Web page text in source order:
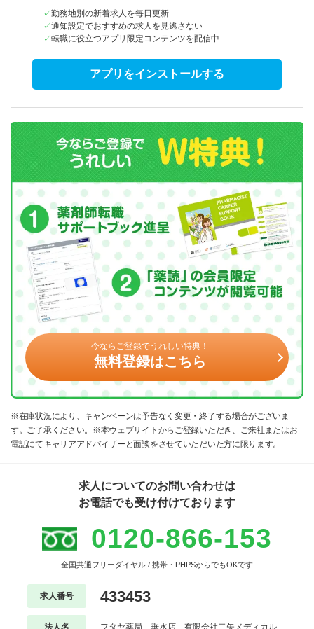
勤務地別の新着求人を毎日更新
通知設定でおすすめの求人を見逃さない
転職に役立つアプリ限定コンテンツを配信中
アプリをインストールする
今ならご登録でうれしい特典！
無料登録はこちら
※在庫状況により、キャンペーンは予告なく変更・終了する場合がございま
す。ご了承ください。※本ウェブサイトからご登録いただき、ご来社またはお
電話にてキャリアアドバイザーと面談をさせていただいた方に限ります。
求人についてのお問い合わせは
お電話でも受け付けております
0120-866-153
全国共通フリーダイヤル / 携帯・PHPSからでもOKです
求人番号 433453